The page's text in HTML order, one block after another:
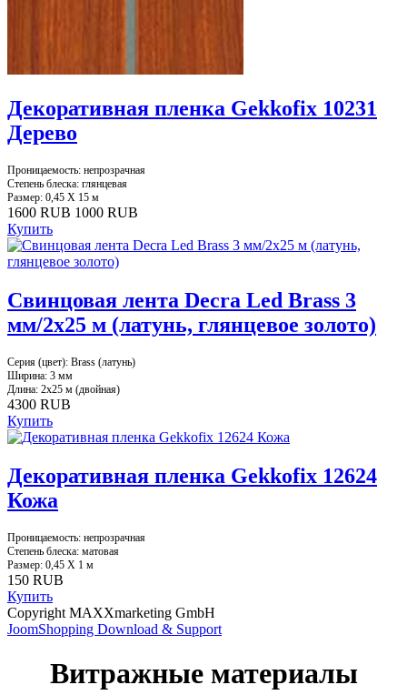
Декоративная пленка Gekkofix 10231
Дерево
Проницаемость: непрозрачная
Степень блеска: глянцевая
Размер: 0,45 X 15 м
1600 RUB 1000 RUB
Купить
Свинцовая лента Decra Led Brass 3
мм/2х25 м (латунь, глянцевое золото)
Серия (цвет): Brass (латунь)
Ширина: 3 мм
Длина: 2х25 м (двойная)
4300 RUB
Купить
Декоративная пленка Gekkofix 12624
Кожа
Проницаемость: непрозрачная
Степень блеска: матовая
Размер: 0,45 X 1 м
150 RUB
Купить
Copyright MAXXmarketing GmbH
JoomShopping Download & Support
Витражные материалы